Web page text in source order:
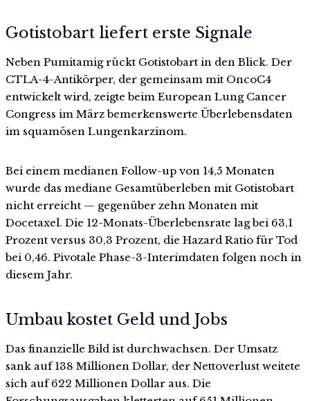
Gotistobart liefert erste Signale
Neben Pumitamig rückt Gotistobart in den Blick. Der
CTLA-4-Antikörper, der gemeinsam mit OncoC4
entwickelt wird, zeigte beim European Lung Cancer
Congress im März bemerkenswerte Überlebensdaten
im squamösen Lungenkarzinom.
Bei einem medianen Follow-up von 14,5 Monaten
wurde das mediane Gesamtüberleben mit Gotistobart
nicht erreicht — gegenüber zehn Monaten mit
Docetaxel. Die 12-Monats-Überlebensrate lag bei 63,1
Prozent versus 30,3 Prozent, die Hazard Ratio für Tod
bei 0,46. Pivotale Phase-3-Interimdaten folgen noch in
diesem Jahr.
Umbau kostet Geld und Jobs
Das finanzielle Bild ist durchwachsen. Der Umsatz
sank auf 138 Millionen Dollar, der Nettoverlust weitete
sich auf 622 Millionen Dollar aus. Die